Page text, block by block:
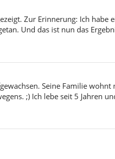
Zur Erinnerung: Ich habe
Und das ist nun das
Seine Familie
;) Ich lebe seit 5 Jahren